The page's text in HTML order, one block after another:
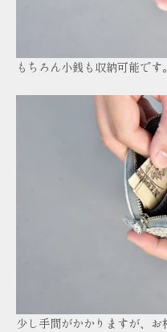
もちろん小銭も収納可能です。
少し手間がかかりますが、